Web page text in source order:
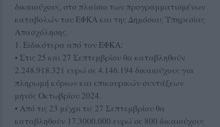
δικαιούχους, στο πλαίσιο των προγραμματισμένων
καταβολών του ΕΦΚΑ και της Δημόσιας Υπηρεσίας
Απασχόλησης.
1. Ειδικότερα από τον ΕΦΚΑ:
• Στις 25 και 27 Σεπτεμβρίου θα καταβληθούν
2.248.918.321 ευρώ σε 4.146.194 δικαιούχους για
πληρωμή κύριων και επικουρικών συντάξεων
μηνός Οκτωβρίου 2024.
• Από τις 23 μέχρι τις 27 Σεπτεμβρίου θα
καταβληθούν 17.3000.000 ευρώ σε 800 δικαιούχους